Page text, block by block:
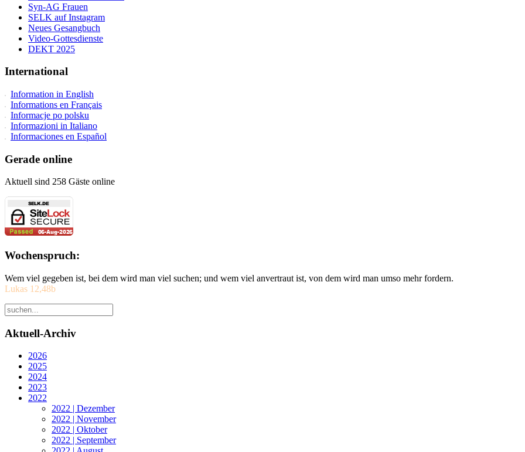
Syn-AG Frauen
SELK auf Instagram
Neues Gesangbuch
Video-Gottesdienste
DEKT 2025
International
Information in English
Informations en Français
Informacje po polsku
Informazioni in Italiano
Informaciones en Español
Gerade online
Aktuell sind 258 Gäste online
Wochenspruch:
Wem viel gegeben ist, bei dem wird man viel suchen; und wem viel anvertraut ist, von dem wird man umso mehr fordern.
Lukas 12,48b
Aktuell-Archiv
2026
2025
2024
2023
2022
2022 | Dezember
2022 | November
2022 | Oktober
2022 | September